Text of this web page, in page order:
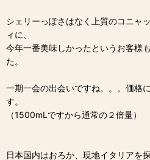
シェリーっぽさはなく上質のコニャ
ィに、
今年一番美味しかったというお客様
た。
一期一会の出会いですね。。。価格
す。
（1500mLですから通常の２倍量）
日本国内はおろか、現地イタリアを